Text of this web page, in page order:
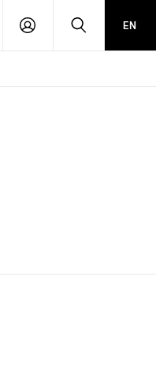
PŘIHLÁSIT HLEDATEN